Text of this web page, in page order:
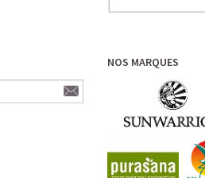
NOS MARQUES